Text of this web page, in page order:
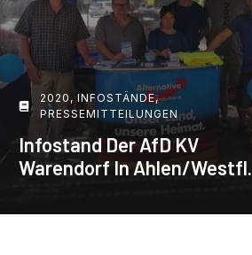
2020 ,INFOSTÄNDE,
PRESSEMITTEILUNGEN
Infostand Der AfD KV
Warendorf In Ahlen/Westfl.